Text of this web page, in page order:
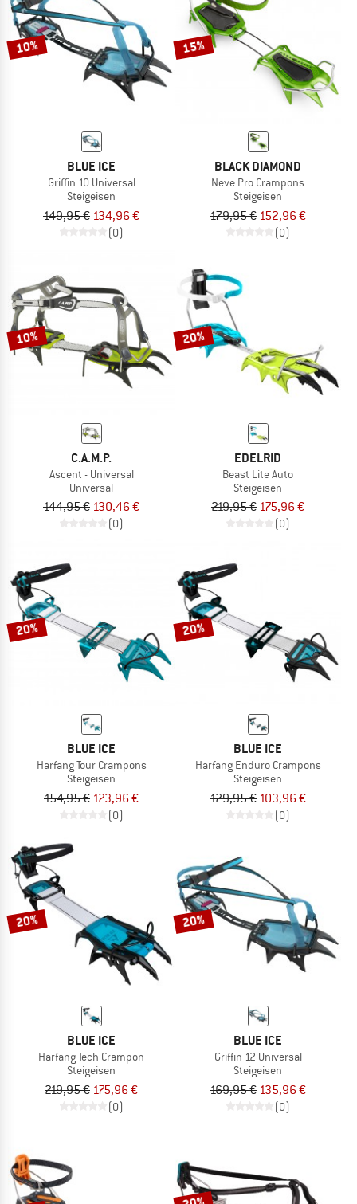
10%
BLUE ICE
Griffin 10 Universal
Steigeisen
149,95 € 134,96 €
(0)
15%
BLACK DIAMOND
Neve Pro Crampons
Steigeisen
179,95 € 152,96 €
(0)
10%
C.A.M.P.
Ascent - Universal
Universal
144,95 € 130,46 €
(0)
20%
EDELRID
Beast Lite Auto
Steigeisen
219,95 € 175,96 €
(0)
20%
BLUE ICE
Harfang Tour Crampons
Steigeisen
154,95 € 123,96 €
(0)
20%
BLUE ICE
Harfang Enduro Crampons
Steigeisen
129,95 € 103,96 €
(0)
20%
BLUE ICE
Harfang Tech Crampon
Steigeisen
219,95 € 175,96 €
(0)
20%
BLUE ICE
Griffin 12 Universal
Steigeisen
169,95 € 135,96 €
(0)